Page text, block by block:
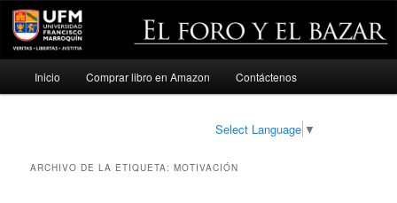
Ir
Ir
Inicio Comprar libro en Amazon Contáctenos
Select Language ▼
ARCHIVO DE LA ETIQUETA:MOTIVACIÓN